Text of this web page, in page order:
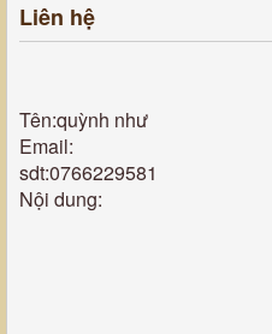
Liên hệ
Tên:quỳnh như
Email:
sdt:0766229581
Nội dung: